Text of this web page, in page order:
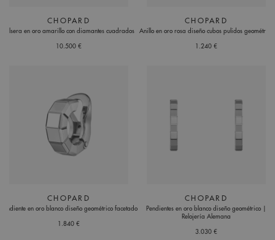
CHOPARD
Pulsera en oro amarillo con diamantes cuadrados
10.500 €
CHOPARD
Anillo en oro rosa diseño cubos pulidos geométrico
1.240 €
CHOPARD
Pendiente en oro blanco diseño geométrico facetado
1.840 €
CHOPARD
Pendientes en oro blanco diseño geométrico |
Relojería Alemana
3.030 €